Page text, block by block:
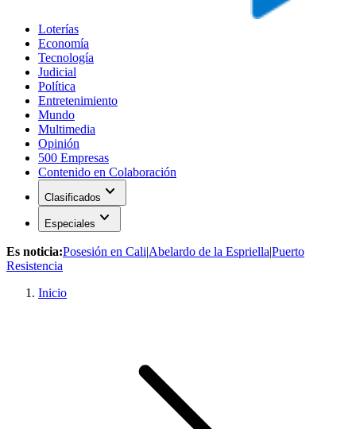
Loterías
Economía
Tecnología
Judicial
Política
Entretenimiento
Mundo
Multimedia
Opinión
500 Empresas
Contenido en Colaboración
Clasificados expand_more
Especiales expand_more
Es noticia:Posesión en Cali|Abelardo de la Espriella|Puerto
Resistencia
Inicio